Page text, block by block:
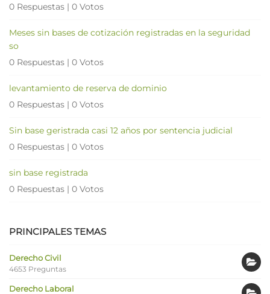
0 Respuestas | 0 Votos
Meses sin bases de cotización registradas en la seguridad
so
0 Respuestas | 0 Votos
levantamiento de reserva de dominio
0 Respuestas | 0 Votos
Sin base geristrada casi 12 años por sentencia judicial
0 Respuestas | 0 Votos
sin base registrada
0 Respuestas | 0 Votos
PRINCIPALES TEMAS
Derecho Civil
4653 Preguntas
Derecho Laboral